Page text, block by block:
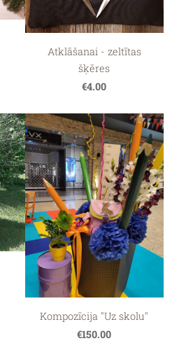
Atklāšanai - zeltītas
šķēres
€4.00
Kompozīcija "Uz skolu"
€150.00